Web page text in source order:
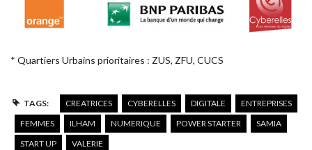
* Quartiers Urbains prioritaires : ZUS, ZFU, CUCS
TAGS: CREATRICES CYBERELLES DIGITALE
ENTREPRISES
FEMMES
ILHAM NUMERIQUE POWER STARTER
SAMIA
START UP
VALERIE